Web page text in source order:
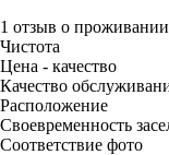
1 отзыв о проживании
Чистота
Цена - качество
Качество
Расположение
Своевременность
Соответствие фото